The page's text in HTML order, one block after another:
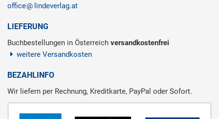
office
lindeverlag.at
LIEFERUNG
Buchbestellungen in Österreich versandkostenfrei
weitere Versandkosten
BEZAHLINFO
Wir liefern per Rechnung, Kreditkarte, PayPal oder Sofort.